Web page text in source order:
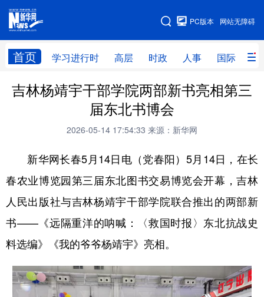
网站无障碍
PC版本
首页 学习进行时 高层 时政 人事 国际 财
网站地图
学习进行时 高层 时政 人事
财经 网评
全球连线
科技 科创 量子 体育
文化 书画 健康 军事
法律 中央文件 金融
学术中国 乡村振兴 银龄 溯源中国
吉林杨靖宇干部学院两部新书亮相第三
届东北书博会
2026-05-14 17:54:33 来源：新华网
新华网长春5月14日电（党春阳）5月14日，在长
春农业博览园第三届东北图书交易博览会开幕，吉林
人民出版社与吉林杨靖宇干部学院联合推出的两部新
书——《远隔重洋的呐喊：〈救国时报〉东北抗战史
料选编》《我的爷爷杨靖宇》亮相。